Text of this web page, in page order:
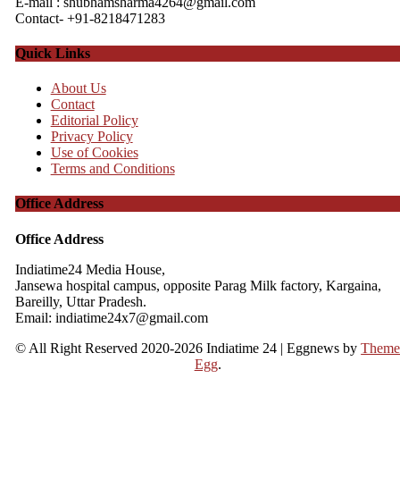
Contact- +91-8218471283
Quick Links
About Us
Contact
Editorial Policy
Privacy Policy
Use of Cookies
Terms and Conditions
Office Address
Office Address
Indiatime24 Media House,
Jansewa hospital campus, opposite Parag Milk factory, Kargaina,
Bareilly, Uttar Pradesh.
Email: indiatime24x7@gmail.com
© All Right Reserved 2020-2026 Indiatime 24 |Eggnews byTheme
Egg.